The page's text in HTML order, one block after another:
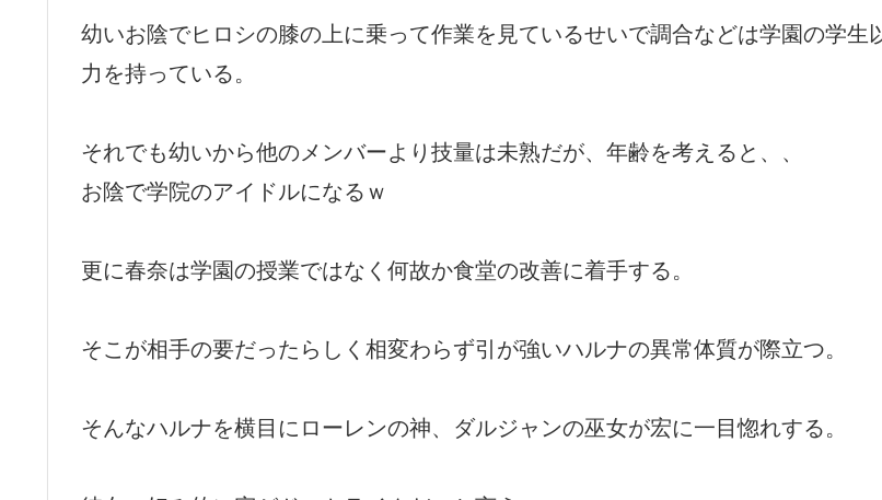
幼いお陰でヒロシの膝の上に乗って作業を見ているせいで調合などは学園の学生
力を持っている。
それでも幼いから他のメンバーより技量は未熟だが、年齢を考えると、、
お陰で学院のアイドルになるｗ
更に春奈は学園の授業ではなく何故か食堂の改善に着手する。
そこが相手の要だったらしく相変わらず引が強いハルナの異常体質が際立つ。
そんなハルナを横目にローレンの神、ダルジャンの巫女が宏に一目惚れする。